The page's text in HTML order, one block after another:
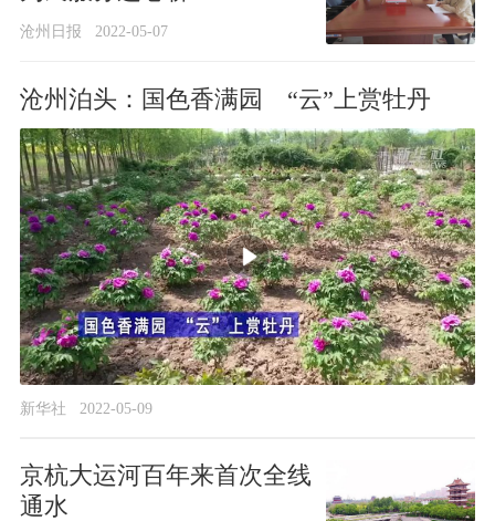
沧州日报 2022-05-07
沧州泊头：国色香满园 “云”上赏牡丹
新华社 2022-05-09
京杭大运河百年来首次全线
通水